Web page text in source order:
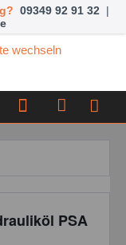
09349 92 91 32 |
PSA